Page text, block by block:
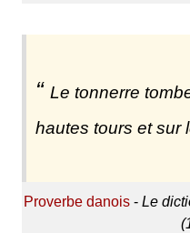
Le tonnerre
hautes tours et sur
Proverbe danois -Le